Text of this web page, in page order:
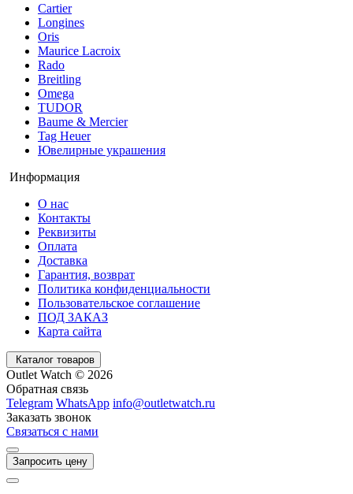
Cartier
Longines
Oris
Maurice Lacroix
Rado
Breitling
Omega
TUDOR
Baume & Mercier
Tag Heuer
Ювелирные украшения
Информация
О нас
Контакты
Реквизиты
Оплата
Доставка
Гарантия, возврат
Политика конфиденциальности
Пользовательское соглашение
ПОД ЗАКАЗ
Карта сайта
Каталог товаров
Outlet Watch © 2026
Обратная связь
Telegram WhatsApp info@outletwatch.ru
Заказать звонок
Связаться с нами
Запросить цену